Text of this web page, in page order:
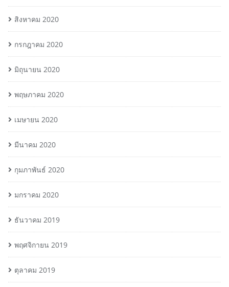
สิงหาคม 2020
กรกฎาคม 2020
มิถุนายน 2020
พฤษภาคม 2020
เมษายน 2020
มีนาคม 2020
กุมภาพันธ์ 2020
มกราคม 2020
ธันวาคม 2019
พฤศจิกายน 2019
ตุลาคม 2019